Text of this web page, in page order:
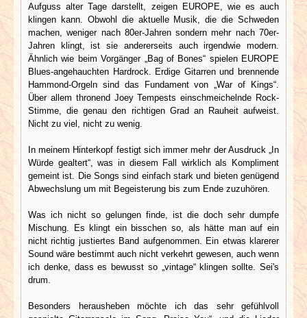
Aufguss alter Tage darstellt, zeigen EUROPE, wie es auch
klingen kann. Obwohl die aktuelle Musik, die die Schweden
machen, weniger nach 80er-Jahren sondern mehr nach 70er-
Jahren klingt, ist sie andererseits auch irgendwie modern.
Ähnlich wie beim Vorgänger „Bag of Bones“ spielen EUROPE
Blues-angehauchten Hardrock. Erdige Gitarren und brennende
Hammond-Orgeln sind das Fundament von „War of Kings“.
Über allem thronend Joey Tempests einschmeichelnde Rock-
Stimme, die genau den richtigen Grad an Rauheit aufweist.
Nicht zu viel, nicht zu wenig.
In meinem Hinterkopf festigt sich immer mehr der Ausdruck „In
Würde gealtert“, was in diesem Fall wirklich als Kompliment
gemeint ist. Die Songs sind einfach stark und bieten genügend
Abwechslung um mit Begeisterung bis zum Ende zuzuhören.
Was ich nicht so gelungen finde, ist die doch sehr dumpfe
Mischung. Es klingt ein bisschen so, als hätte man auf ein
nicht richtig justiertes Band aufgenommen. Ein etwas klarerer
Sound wäre bestimmt auch nicht verkehrt gewesen, auch wenn
ich denke, dass es bewusst so „vintage“ klingen sollte. Sei's
drum.
Besonders herausheben möchte ich das sehr gefühlvoll